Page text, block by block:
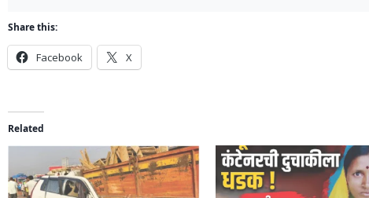
Share this:
Facebook X
Related